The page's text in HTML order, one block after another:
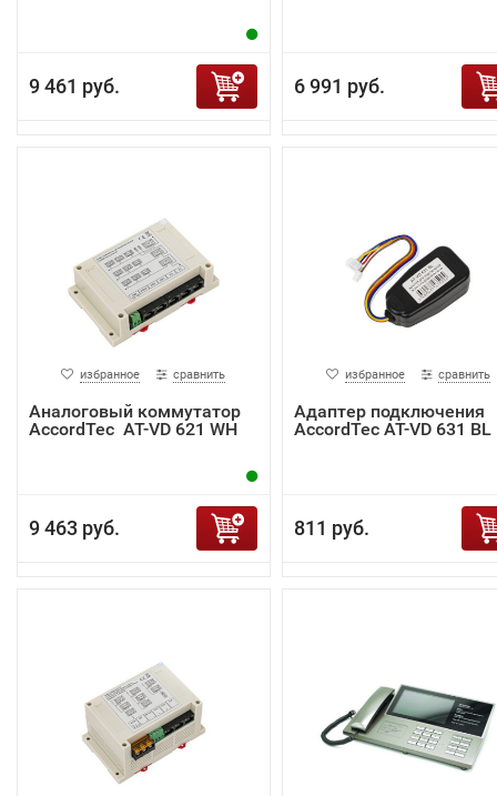
9 461 руб. 6 991 руб.
избранное сравнить
Аналоговый коммутатор
AccordTec AT-VD 621 WH
9 463 руб.
избранное сравнить
Адаптер подключения
AccordTec AT-VD 631 BL
811 руб.